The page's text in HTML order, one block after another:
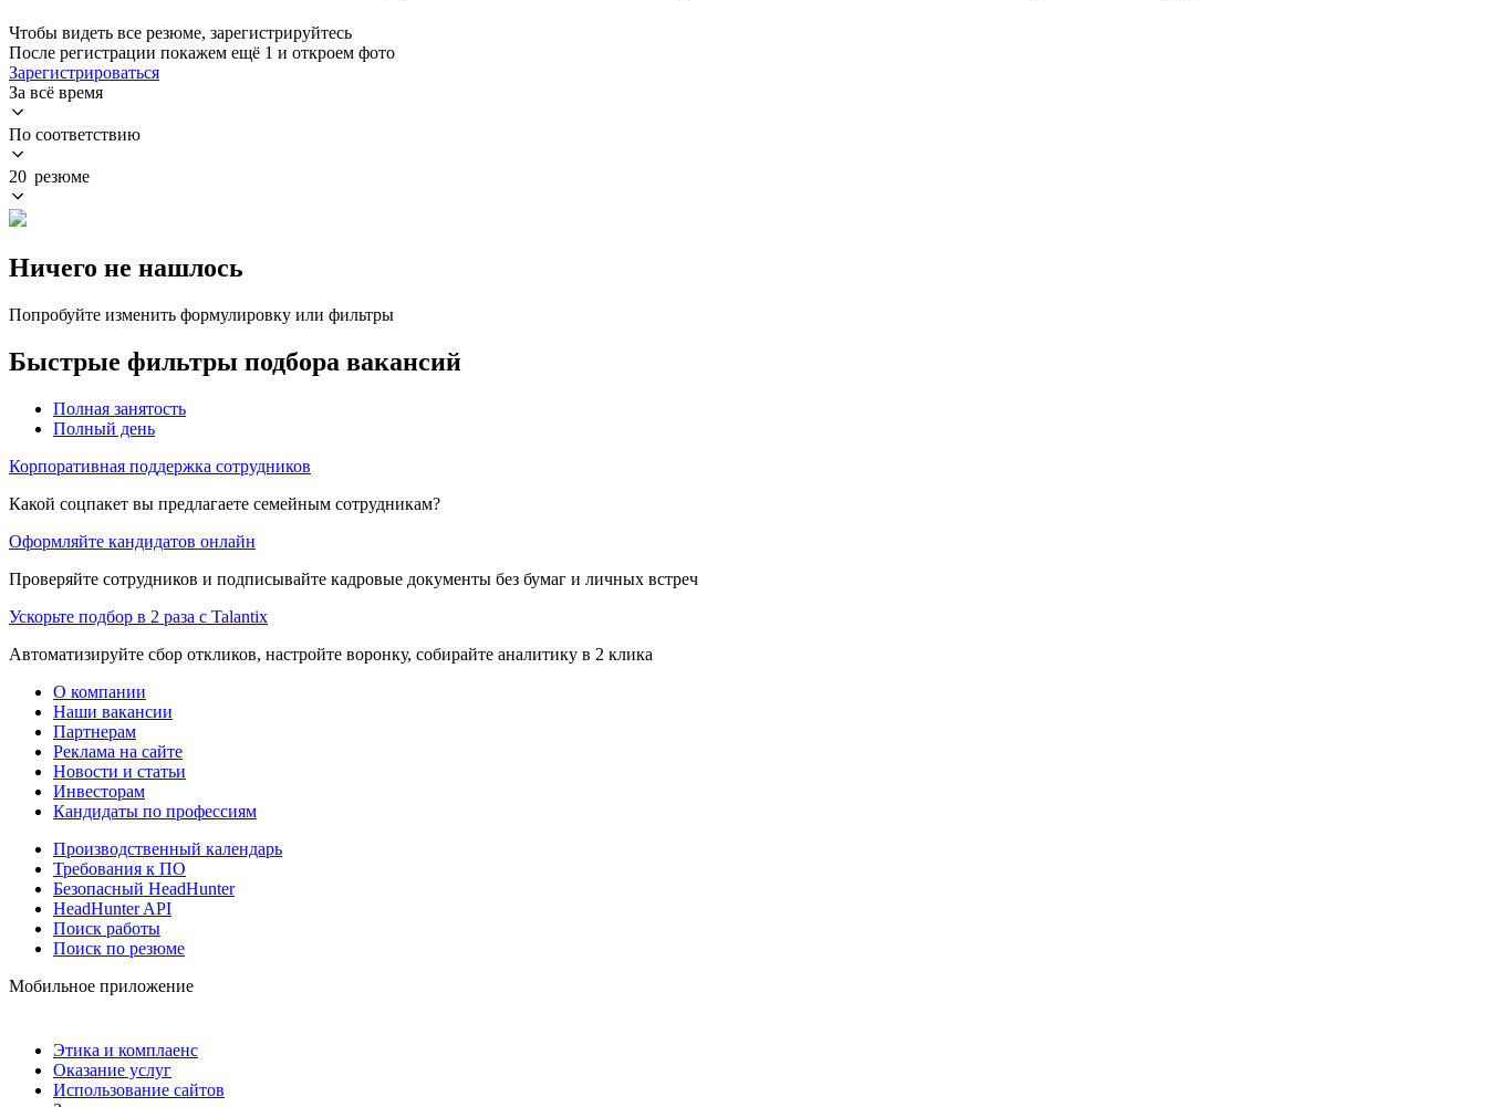
Чтобы видеть все резюме, зарегистрируйтесь
После регистрации покажем ещё 1 и откроем фото
Зарегистрироваться
За всё время
По соответствию
20 резюме
Ничего не нашлось
Попробуйте изменить формулировку или фильтры
Быстрые фильтры подбора вакансий
Полная занятость
Полный день
Корпоративная поддержка сотрудников
Какой соцпакет вы предлагаете семейным сотрудникам?
Оформляйте кандидатов онлайн
Проверяйте сотрудников и подписывайте кадровые документы без бумаг и личных встреч
Ускорьте подбор в 2 раза с Talantix
Автоматизируйте сбор откликов, настройте воронку, собирайте аналитику в 2 клика
О компании
Наши вакансии
Партнерам
Реклама на сайте
Новости и статьи
Инвесторам
Кандидаты по профессиям
Производственный календарь
Требования к ПО
Безопасный HeadHunter
HeadHunter API
Поиск работы
Поиск по резюме
Мобильное приложение
Этика и комплаенс
Оказание услуг
Использование сайтов